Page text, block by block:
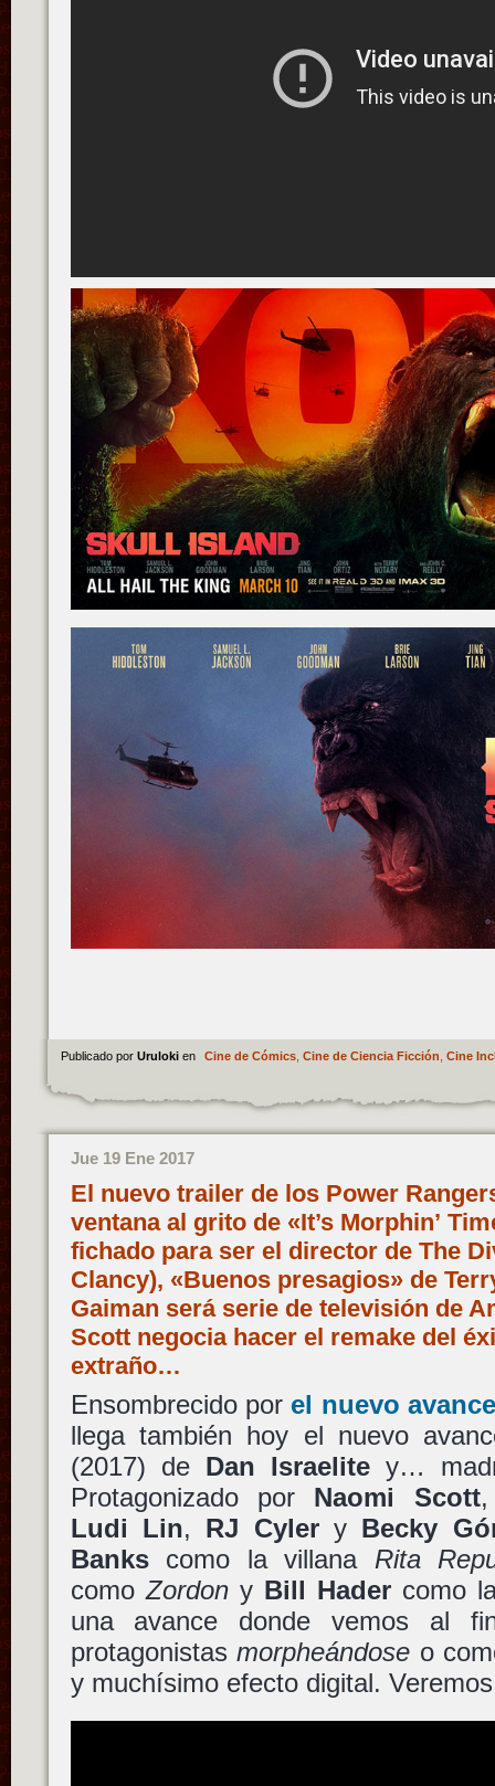
Publicado por Uruloki en Cine de Cómics, Cine de Ciencia Ficción Cine
Jue 19 Ene 2017
El nuevo trailer de los Power
ventana al grito de «It’s Morphin’
fichado para ser el director de The
Clancy), «Buenos presagios» de
Gaiman será serie de televisión de
Scott negocia hacer el remake del
extraño…
Ensombrecido por el nuevo
llega también hoy el nuevo
(2017) de Dan Israelitey…
Protagonizado por Naomi Scott
Ludi Lin, RJ Cylery Becky
Bankscomo la villana Rita
comoZordony Bill Hadercomo
una avance donde vemos al
protagonistasmorpheándose o
y muchísimo efecto digital.